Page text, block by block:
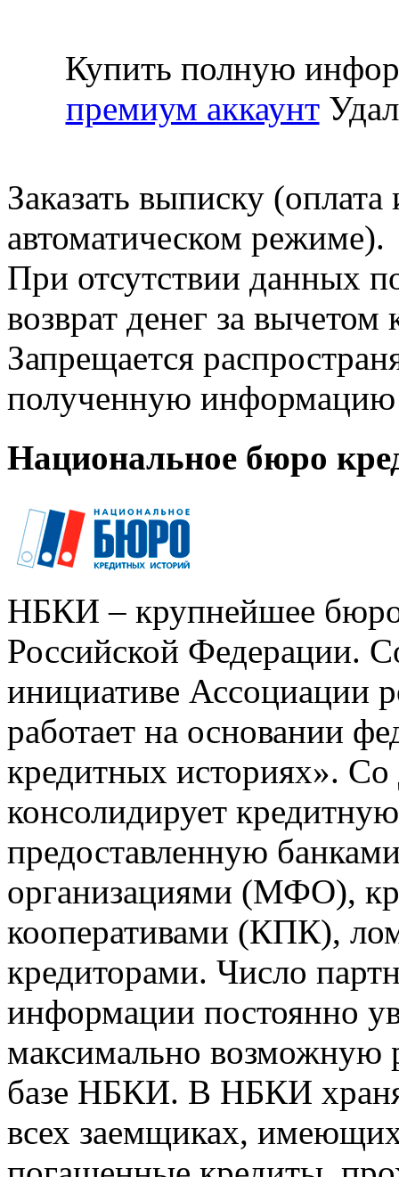
Купить полную
премиум аккаунт
Заказать выписку
автоматическом режиме).
При отсутствии данных
возврат денег за
Запрещается
полученную информацию
Национальное бюро
НБКИ – крупнейшее
Российской Федерации.
инициативе Ассоциации
работает на основании
кредитных историях».
консолидирует
предоставленную
организациями (МФО),
кооперативами (КПК),
кредиторами. Число
информации постоянно
максимально возможную
базе НБКИ. В НБКИ
всех заемщиках,